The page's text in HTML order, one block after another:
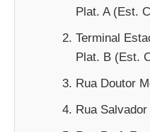
Plat. A (Est.
Terminal
Plat. B (Est.
Rua Doutor
Rua